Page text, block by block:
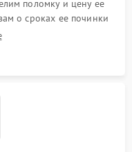
поломку и цену ее
о сроках ее починки